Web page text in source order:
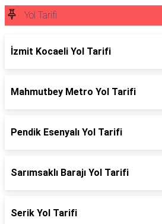
Yol Tarifi
İzmit Kocaeli Yol Tarifi
Mahmutbey Metro Yol Tarifi
Pendik Esenyalı Yol Tarifi
Sarımsaklı Barajı Yol Tarifi
Serik Yol Tarifi